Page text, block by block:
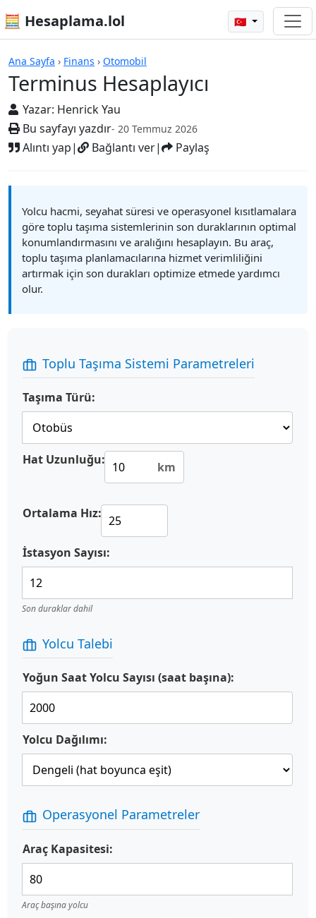
🧮 Hesaplama.lol 🇹🇷
Ana Sayfa › Finans › Otomobil
Terminus Hesaplayıcı
Yazar: Henrick Yau
Bu sayfayı yazdır- 20 Temmuz 2026
Alıntı yap| Bağlantı ver| Paylaş
Hesap Makineleri
Yolcu hacmi, seyahat süresi ve operasyonel kısıtlamalara
göre toplu taşıma sistemlerinin son duraklarının optimal
konumlandırmasını ve aralığını hesaplayın. Bu araç,
toplu taşıma planlamacılarına hizmet verimliliğini
artırmak için son durakları optimize etmede yardımcı
olur.
Toplu Taşıma Sistemi Parametreleri
Taşıma Türü:
Hat Uzunluğu: km
Ortalama Hız:
İstasyon Sayısı:
Son duraklar dahil
Yolcu Talebi
Yoğun Saat Yolcu Sayısı (saat başına):
Yolcu Dağılımı:
Operasyonel Parametreler
Araç Kapasitesi:
Araç başına yolcu